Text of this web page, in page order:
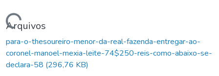
Carregando...
Arquivos
para-o-thesoureiro-menor-da-real-fazenda-entregar-ao-
coronel-manoel-mexia-leite-74$250-reis-como-abaixo-se-
declara-58 (296,76 KB)